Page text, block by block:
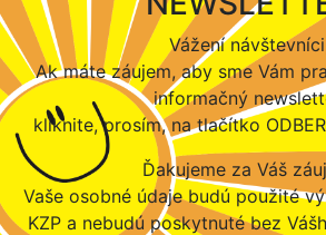
Vážení
Ak máte záujem, aby sme Vám
informačný
kliknite, prosím, na tlačítko ODBER
Ďakujeme za Váš
Vaše osobné údaje budú použité
KZP a nebudú poskytnuté bez